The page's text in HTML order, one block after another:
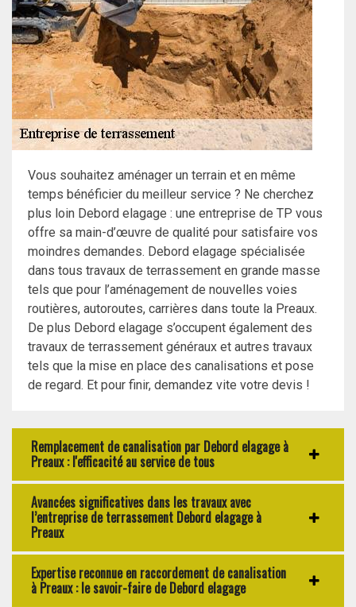
Vous souhaitez aménager un terrain et en même
temps bénéficier du meilleur service ? Ne cherchez
plus loin Debord elagage : une entreprise de TP vous
offre sa main-d’œuvre de qualité pour satisfaire vos
moindres demandes. Debord elagage spécialisée
dans tous travaux de terrassement en grande masse
tels que pour l’aménagement de nouvelles voies
routières, autoroutes, carrières dans toute la Preaux.
De plus Debord elagage s’occupent également des
travaux de terrassement généraux et autres travaux
tels que la mise en place des canalisations et pose
de regard. Et pour finir, demandez vite votre devis !
Remplacement de canalisation par Debord elagage à
Preaux : l'efficacité au service de tous
Avancées significatives dans les travaux avec
l’entreprise de terrassement Debord elagage à
Preaux
Expertise reconnue en raccordement de canalisation
à Preaux : le savoir-faire de Debord elagage